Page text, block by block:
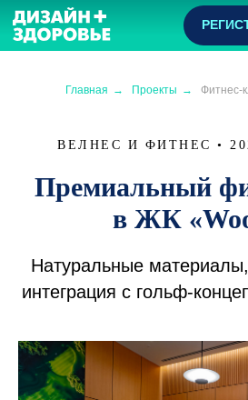
РЕГИСТРАЦИЯ
Главная → Проекты →
ВЕЛНЕС И ФИТНЕС •
Премиальный
в ЖК
Натуральные
интеграция с